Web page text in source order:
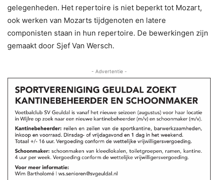
gelegenheden. Het repertoire is niet beperkt tot Mozart,
ook werken van Mozarts tijdgenoten en latere
componisten staan in hun repertoire. De bewerkingen zijn
gemaakt door Sjef Van Wersch.
- Advertentie -